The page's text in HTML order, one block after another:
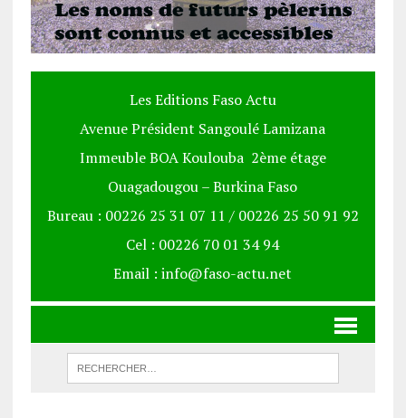
Les Editions Faso Actu
Avenue Président Sangoulé Lamizana
Immeuble BOA Koulouba 2ème étage
Ouagadougou – Burkina Faso
Bureau : 00226 25 31 07 11 / 00226 25 50 91 92
Cel : 00226 70 01 34 94
Email : info@faso-actu.net